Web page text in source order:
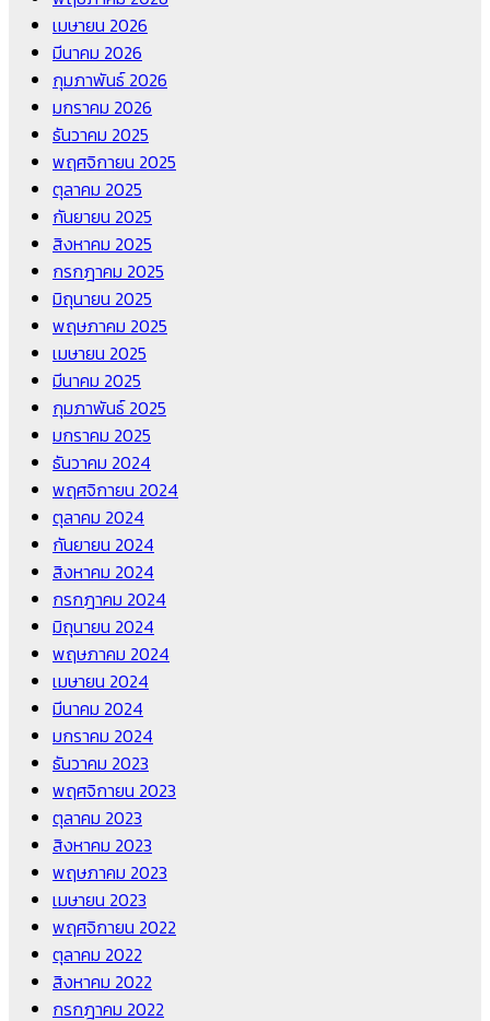
เมษายน 2026
มีนาคม 2026
กุมภาพันธ์ 2026
มกราคม 2026
ธันวาคม 2025
พฤศจิกายน 2025
ตุลาคม 2025
กันยายน 2025
สิงหาคม 2025
กรกฎาคม 2025
มิถุนายน 2025
พฤษภาคม 2025
เมษายน 2025
มีนาคม 2025
กุมภาพันธ์ 2025
มกราคม 2025
ธันวาคม 2024
พฤศจิกายน 2024
ตุลาคม 2024
กันยายน 2024
สิงหาคม 2024
กรกฎาคม 2024
มิถุนายน 2024
พฤษภาคม 2024
เมษายน 2024
มีนาคม 2024
มกราคม 2024
ธันวาคม 2023
พฤศจิกายน 2023
ตุลาคม 2023
สิงหาคม 2023
พฤษภาคม 2023
เมษายน 2023
พฤศจิกายน 2022
ตุลาคม 2022
สิงหาคม 2022
กรกฎาคม 2022